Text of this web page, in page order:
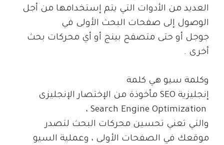
العديد من الأدوات التي يتم إستخدامها من أجل
الوصول إلى صفحات البحث الأولى في
جوجل أو حتى متصفح بينج أو أي محركات بحث
أخرى .
وكلمة سيو هي كلمة
إنجليزيةSEOمأخوذة من الإختصار الإنجليزى
Search Engine Optimization،
والتي تعني تحسين محركات البحث لتصدر
موقعك في الصفحات الأولى ، وعملية السيو